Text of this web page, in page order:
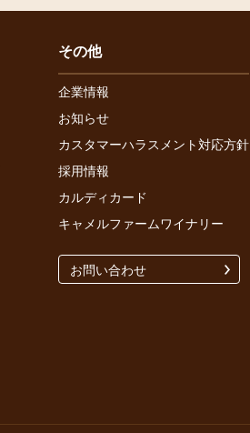
その他
企業情報
お知らせ
カスタマーハラスメント対応方針
採用情報
カルディカード
キャメルファームワイナリー
お問い合わせ